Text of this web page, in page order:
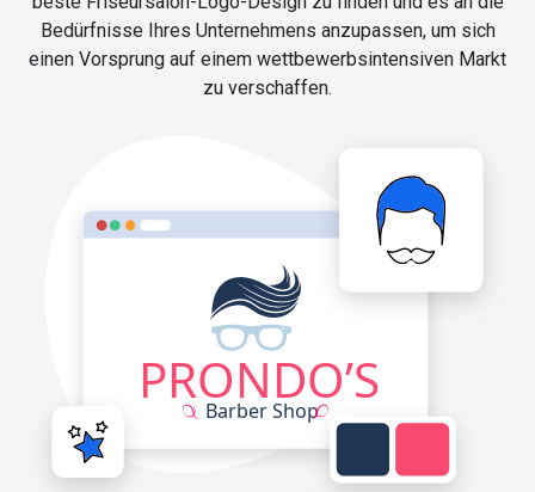
Bedürfnisse Ihres Unternehmens anzupassen, um sich
einen Vorsprung auf einem wettbewerbsintensiven Markt
zu verschaffen.